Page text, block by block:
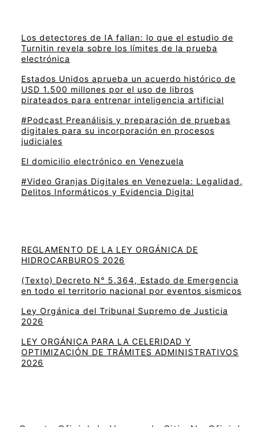
Los detectores de IA fallan: lo que el estudio de
Turnitin revela sobre los límites de la prueba
electrónica
Estados Unidos aprueba un acuerdo histórico de
USD 1.500 millones por el uso de libros
pirateados para entrenar inteligencia artificial
#Podcast Preanálisis y preparación de pruebas
digitales para su incorporación en procesos
judiciales
El domicilio electrónico en Venezuela
#Video Granjas Digitales en Venezuela: Legalidad,
Delitos Informáticos y Evidencia Digital
REGLAMENTO DE LA LEY ORGÁNICA DE
HIDROCARBUROS 2026
(Texto) Decreto N° 5.364, Estado de Emergencia
en todo el territorio nacional por eventos sismicos
Ley Orgánica del Tribunal Supremo de Justicia
2026
LEY ORGÁNICA PARA LA CELERIDAD Y
OPTIMIZACIÓN DE TRÁMITES ADMINISTRATIVOS
2026